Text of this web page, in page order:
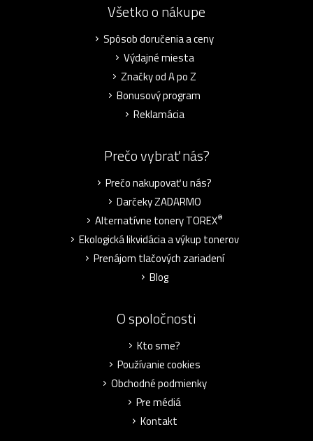
Všetko o nákupe
Spôsob doručenia a ceny
Výdajné miesta
Značky od A po Z
Bonusový program
Reklamácia
Prečo vybrať nás?
Prečo nakupovať u nás?
Darčeky ZADARMO
Alternatívne tonery TOREX®
Ekologická likvidácia a výkup tonerov
Prenájom tlačových zariadení
Blog
O spoločnosti
Kto sme?
Používanie cookies
Obchodné podmienky
Pre médiá
Kontakt